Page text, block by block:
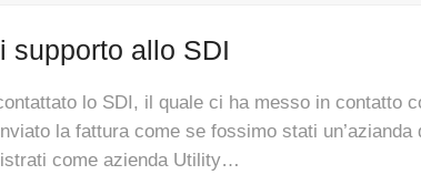
supporto allo SDI
lo SDI, il quale ci ha messo in contatto
la fattura come se fossimo stati
come azienda Utility…